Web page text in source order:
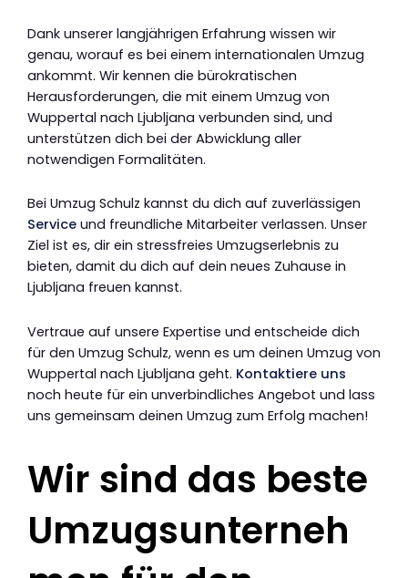
Dank unserer langjährigen Erfahrung wissen wir
genau, worauf es bei einem internationalen Umzug
ankommt. Wir kennen die bürokratischen
Herausforderungen, die mit einem Umzug von
Wuppertal nach Ljubljana verbunden sind, und
unterstützen dich bei der Abwicklung aller
notwendigen Formalitäten.
Bei Umzug Schulz kannst du dich auf zuverlässigen
Service und freundliche Mitarbeiter verlassen. Unser
Ziel ist es, dir ein stressfreies Umzugserlebnis zu
bieten, damit du dich auf dein neues Zuhause in
Ljubljana freuen kannst.
Vertraue auf unsere Expertise und entscheide dich
für den Umzug Schulz, wenn es um deinen Umzug von
Wuppertal nach Ljubljana geht. Kontaktiere uns
noch heute für ein unverbindliches Angebot und lass
uns gemeinsam deinen Umzug zum Erfolg machen!
Wir sind das beste
Umzugsunterneh